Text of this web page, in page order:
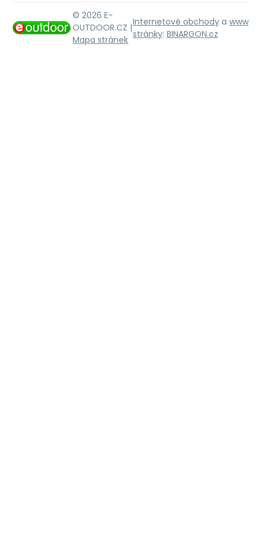
© 2026 E-
OUTDOOR.CZ |
Mapa stránek
Internetové obchody a www
stránky: BINARGON.cz